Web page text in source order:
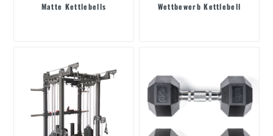
Matte Kettlebells Wettbewerb Kettlebell